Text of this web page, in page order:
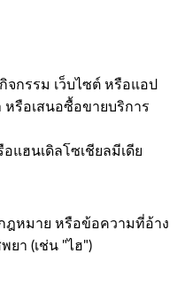
กรรม เว็บไซต์ หรือแอป
รือเสนอซื้อขายบริการ
ฮนเดิลโซเชียลมีเดีย
ฎหมาย หรือข้อความที่อ้าง
า (เช่น "ไฮ")